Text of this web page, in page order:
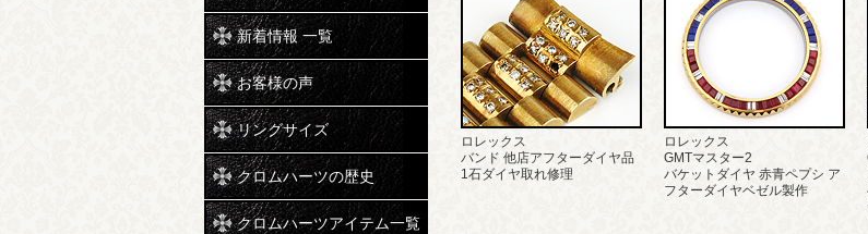
新着情報 一覧
お客様の声
リングサイズ
クロムハーツの歴史
クロムハーツアイテム一覧
ロレックス
バンド 他店アフターダイヤ品
1石ダイヤ取れ修理
ロレックス
GMTマスター2
バケットダイヤ 赤青ペプシ ア
フターダイヤベゼル製作